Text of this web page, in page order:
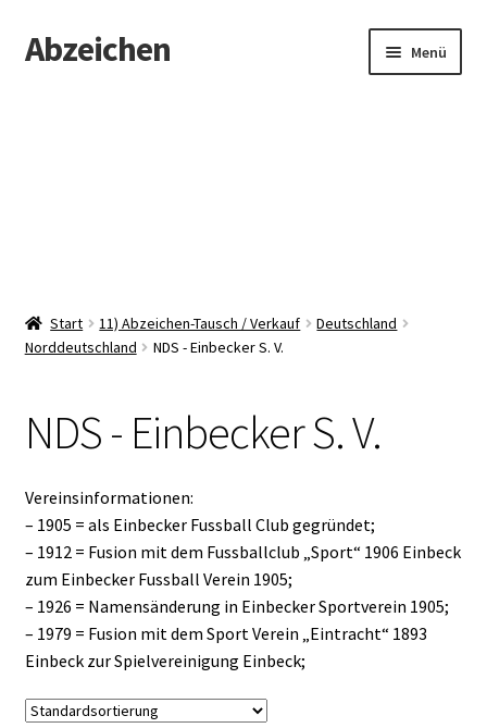
Zur
Navigation
Zum
Inhalt
Abzeichen Menü
Start 11) Abzeichen-Tausch / Verkauf
Deutschland
Norddeutschland
NDS - Einbecker S. V.
NDS - Einbecker S. V.
Vereinsinformationen:
– 1905 = als Einbecker Fussball Club gegründet;
– 1912 = Fusion mit dem Fussballclub „Sport“ 1906 Einbeck
zum Einbecker Fussball Verein 1905;
– 1926 = Namensänderung in Einbecker Sportverein 1905;
– 1979 = Fusion mit dem Sport Verein „Eintracht“ 1893
Einbeck zur Spielvereinigung Einbeck;